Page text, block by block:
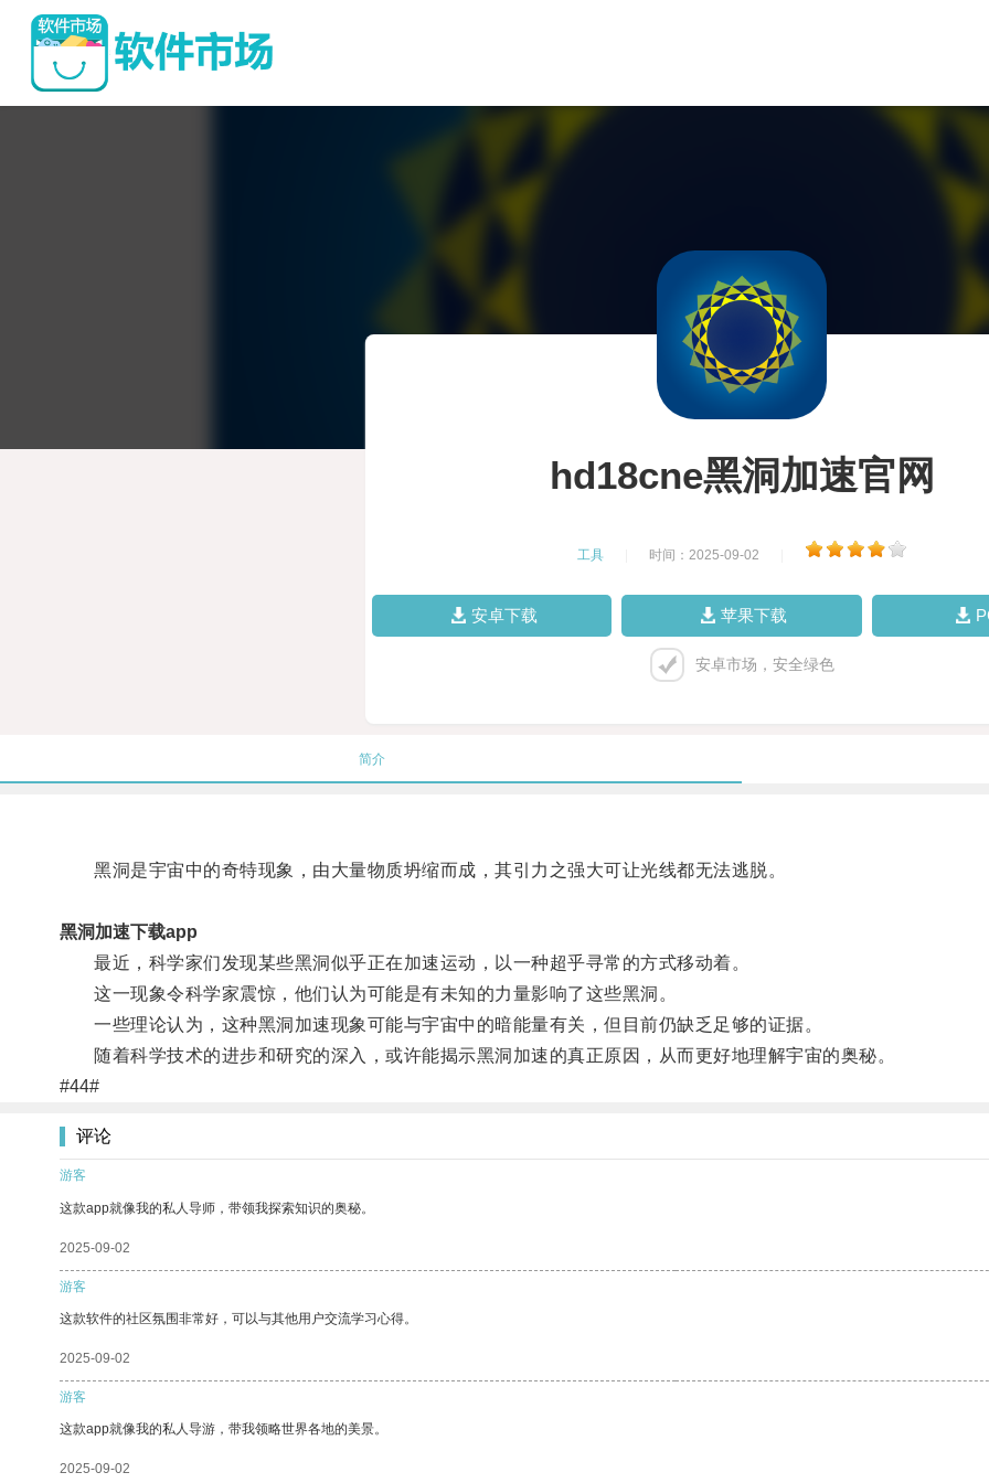
hd18cne黑洞加速官网
工具 时间：2025-09-02
安卓下载 苹果下载
安卓市场，安全绿色
简介
黑洞是宇宙中的奇特现象，由大量物质坍缩而成，其引力之强大可让光线都无法逃脱。
黑洞加速下载app
最近，科学家们发现某些黑洞似乎正在加速运动，以一种超乎寻常的方式移动着。
这一现象令科学家震惊，他们认为可能是有未知的力量影响了这些黑洞。
一些理论认为，这种黑洞加速现象可能与宇宙中的暗能量有关，但目前仍缺乏足够的证据。
随着科学技术的进步和研究的深入，或许能揭示黑洞加速的真正原因，从而更好地理解宇宙的奥秘。
#44#
评论
游客
这款app就像我的私人导师，带领我探索知识的奥秘。
2025-09-02
游客
这款软件的社区氛围非常好，可以与其他用户交流学习心得。
2025-09-02
游客
这款app就像我的私人导游，带我领略世界各地的美景。
2025-09-02